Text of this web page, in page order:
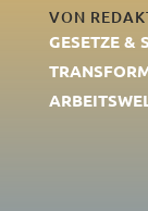
VON
GESETZE &